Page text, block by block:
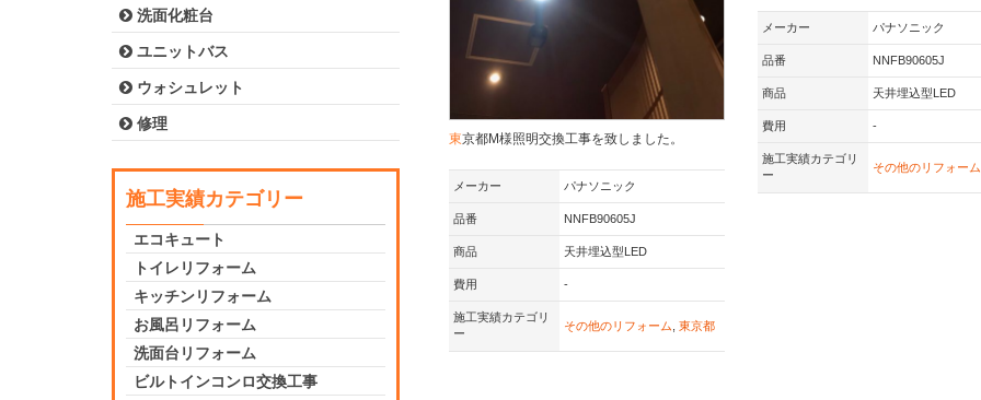
東京都M様照明交換工事を致しました。
メーカー パナソニック
品番 NNFB90605J
商品 天井埋込型LED
費用 -
施工実績カテゴリ
ー
その他のリフォーム 東京都
メーカー パナソニック
品番 NNFB90605J
商品 天井埋込型LED
費用 -
施工実績カテゴリ
ー
その他のリフォーム
洗面化粧台
ユニットバス
ウォシュレット
修理
施工実績カテゴリー
エコキュート
トイレリフォーム
キッチンリフォーム
お風呂リフォーム
洗面台リフォーム
ビルトインコンロ交換工事